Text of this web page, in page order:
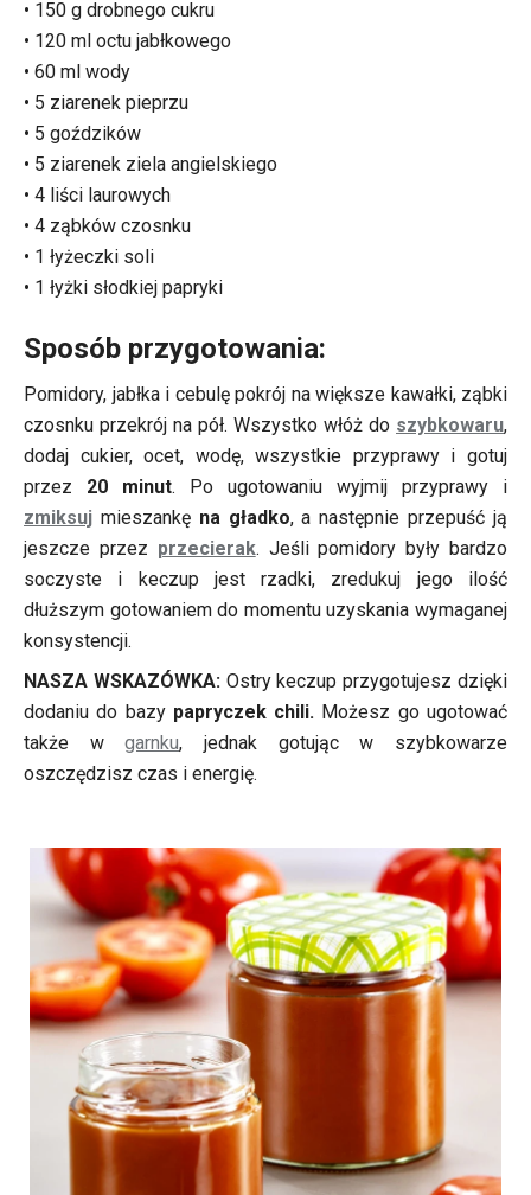
• 150 g drobnego cukru
• 120 ml octu jabłkowego
• 60 ml wody
• 5 ziarenek pieprzu
• 5 goździków
• 5 ziarenek ziela angielskiego
• 4 liści laurowych
• 4 ząbków czosnku
• 1 łyżeczki soli
• 1 łyżki słodkiej papryki
Sposób przygotowania:
Pomidory, jabłka i cebulę pokrój na większe kawałki, ząbki
czosnku przekrój na pół. Wszystko włóż do szybkowaru,
dodaj cukier, ocet, wodę, wszystkie przyprawy i gotuj
przez 20 minut. Po ugotowaniu wyjmij przyprawy i
zmiksuj mieszankę na gładko, a następnie przepuść ją
jeszcze przez przecierak. Jeśli pomidory były bardzo
soczyste i keczup jest rzadki, zredukuj jego ilość
dłuższym gotowaniem do momentu uzyskania wymaganej
konsystencji.
NASZA WSKAZÓWKA:Ostry keczup przygotujesz dzięki
dodaniu do bazy papryczek chili. Możesz go ugotować
także wgarnku, jednak gotując w szybkowarze
oszczędzisz czas i energię.